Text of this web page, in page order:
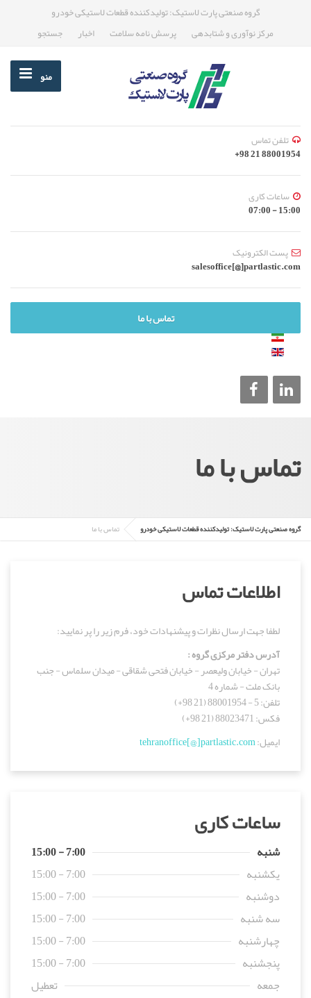
گروه صنعتی پارت لاستیک: تولیدکننده قطعات لاستیکی خودرو
مرکز نوآوری و شتابدهی
پرسش نامه سلامت اخبار جستجو
منو
تلفن تماس
88001954 21 98+
ساعات کاری
15:00 - 07:00
پست الکترونیک
salesoffice[@]partlastic.com
تماس با ما
تماس با ما
گروه صنعتی پارت لاستیک: تولیدکننده قطعات لاستیکی خودرو تماس با ما
اطلاعات تماس
لطفا جهت ارسال نظرات و پیشنهادات خود، فرم زیر را پر نمایید:
آدرس دفتر مرکزی گروه :
تهران - خیابان ولیعصر - خیابان فتحی شقاقی - میدان سلماس - جنب
بانک ملت - شماره 4
تلفن: 5 - 88001954 (21 98+)
فکس: 88023471 (21 98+)
ایمیل:tehranoffice[@]partlastic.com
ساعات کاری
شنبه
7:00 - 15:00
یکشنبه
7:00 - 15:00
دوشنبه
7:00 - 15:00
سه شنبه
7:00 - 15:00
چهارشنبه
7:00 - 15:00
پنجشنبه
7:00 - 15:00
جمعه
تعطیل